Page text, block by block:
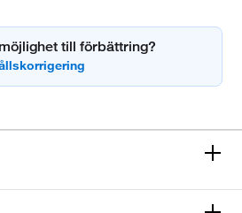
till förbättring?